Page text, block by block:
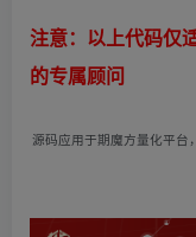
注意：以上代码仅
的专属顾问
源码应用于期魔方量化平台